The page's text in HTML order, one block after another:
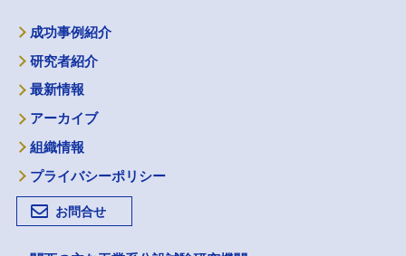
成功事例紹介
研究者紹介
最新情報
アーカイブ
組織情報
プライバシーポリシー
お問合せ